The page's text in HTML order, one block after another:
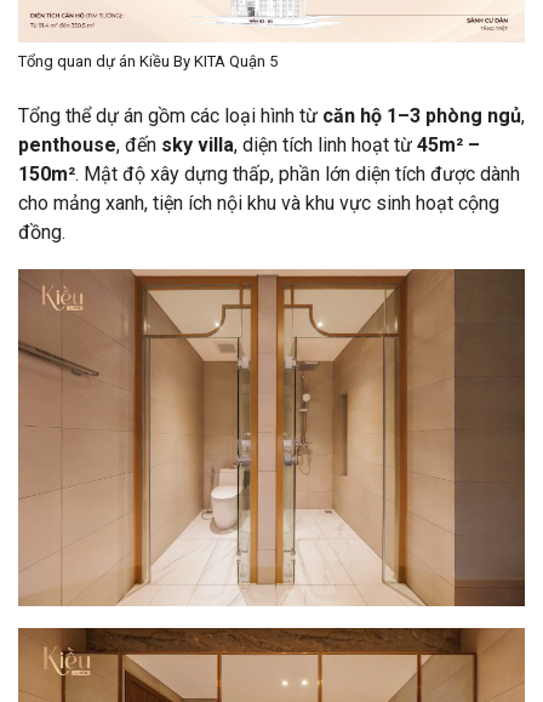
Tổng quan dự án Kiều By KITA Quận 5
Tổng thể dự án gồm các loại hình từ căn hộ 1–3 phòng ngủ,
penthouse, đến sky villa, diện tích linh hoạt từ 45m² –
150m². Mật độ xây dựng thấp, phần lớn diện tích được dành
cho mảng xanh, tiện ích nội khu và khu vực sinh hoạt cộng
đồng.